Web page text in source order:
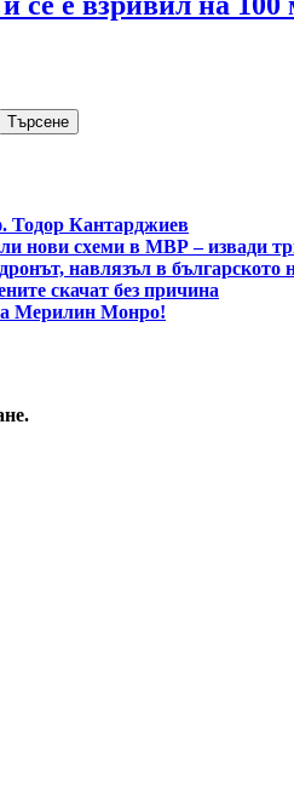
Търсене
Тодор Кантарджиев
нови схеми в МВР – извади
навлязъл в българското
скачат без причина
Мерилин Монро!